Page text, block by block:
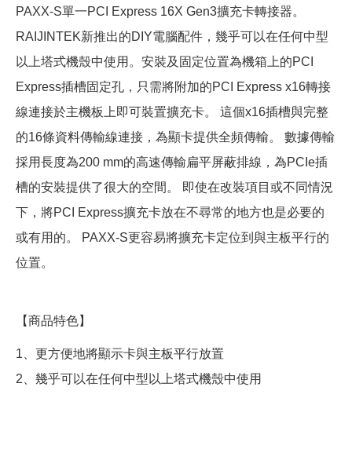
PAXX-S單一PCI Express 16X Gen3擴充卡轉接器。
RAIJINTEK新推出的DIY電腦配件，幾乎可以在任何中型
以上塔式機殼中使用。安裝及固定位置為機箱上的PCI
Express插槽固定孔，只需將附加的PCI Express x16轉接
線連接於主機板上即可裝置擴充卡。 這個x16插槽與完整
的16條資料傳輸線連接，為顯卡提供全頻傳輸。 數據傳輸
採用長度為200 mm的高速傳輸扁平屏蔽排線，為PCIe插
槽的安裝提供了很大的空間。 即使在改裝項目或不同情況
下，將PCI Express擴充卡放在不尋常的地方也是必要的
或有用的。 PAXX-S更容易將擴充卡定位到與主板平行的
位置。
【商品特色】
1、更方便地將顯示卡與主板平行放置
2、幾乎可以在任何中型以上塔式機殼中使用